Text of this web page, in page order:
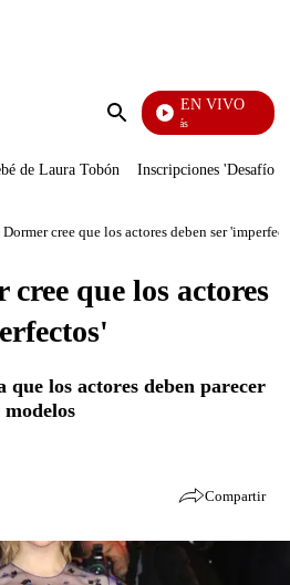
Enviar
EN VIVO
También Caerás
de Laura Tobón Inscripciones 'Desafío'
cree que los actores deben ser
que los actores
los actores deben parecer
Compartir